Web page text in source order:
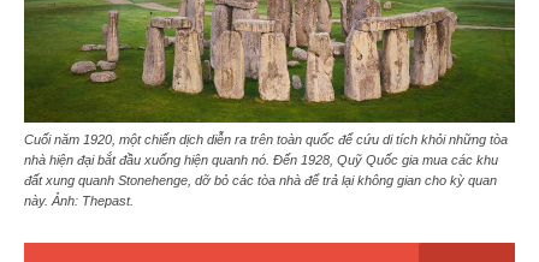
Cuối năm 1920, một chiến dịch diễn ra trên toàn quốc để cứu di tích khỏi những tòa
nhà hiện đại bắt đầu xuống hiện quanh nó. Đến 1928, Quỹ Quốc gia mua các khu
đất xung quanh Stonehenge, dỡ bỏ các tòa nhà để trả lại không gian cho kỳ quan
này. Ảnh: Thepast.